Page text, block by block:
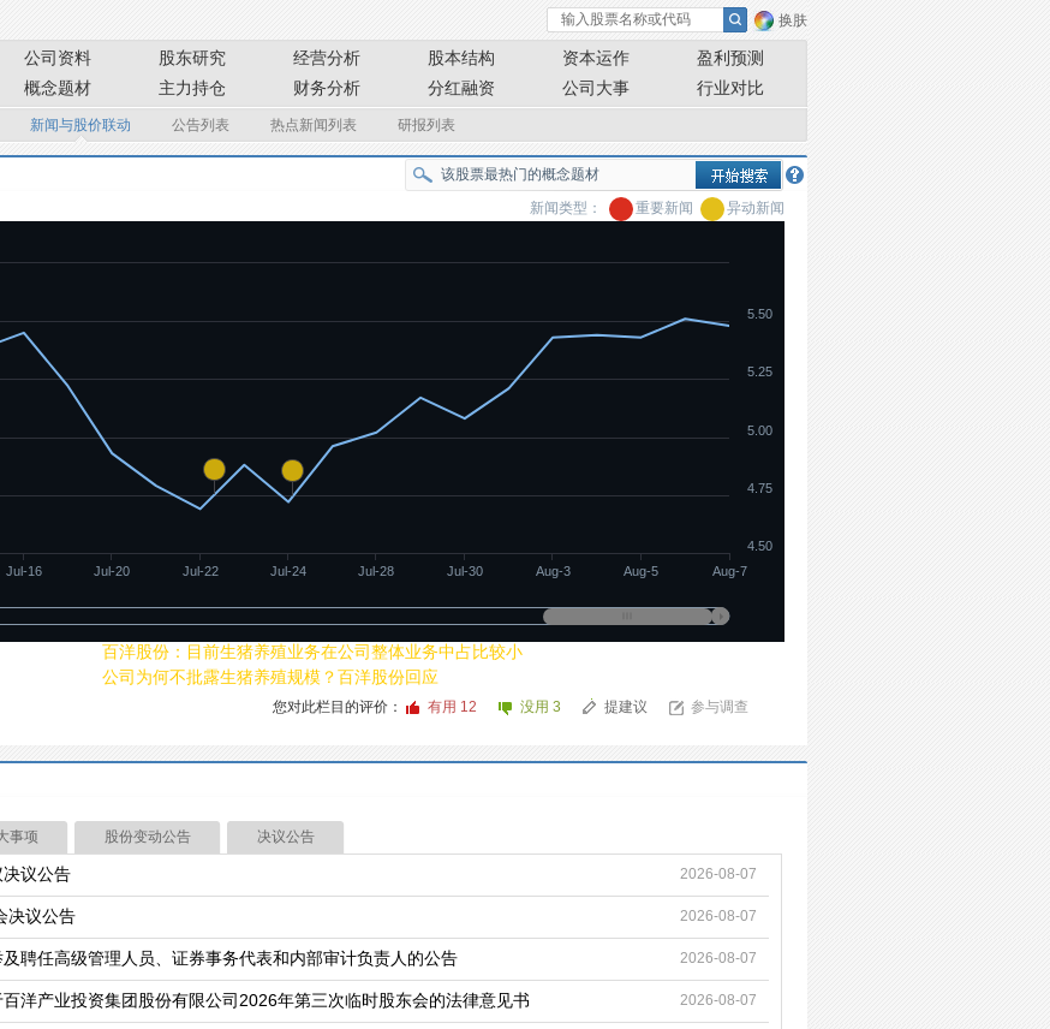
换肤
公司资料 股东研究 经营分析 股本结构 资本运作
盈利预测
概念题材 主力持仓 财务分析 分红融资 公司大事 行业对比
新闻与股价联动 公告列表 热点新闻列表 研报列表
新闻类型： 重要新闻 异动新闻
Jul-16 Jul-20 Jul-22 Jul-24 Jul-28 Jul-30 Aug-3 Aug-5 Aug-7
4.50
4.75
5.00
5.25
5.50
百洋股份：目前生猪养殖业务在公司整体业务中占比较小
公司为何不批露生猪养殖规模？百洋股份回应
您对此栏目的评价： 有用 12 没用 3 提建议 参与调查
事项 股份变动公告 决议公告
2026-08-07
议公告
2026-08-07
决议公告
2026-08-07
聘任高级管理人员、证券事务代表和内部审计负责人的公告
2026-08-07
洋产业投资集团股份有限公司2026年第三次临时股东会的法律意见书